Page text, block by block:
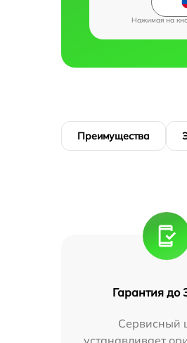
Нажимая на
Преимущества
Гарантия до
Сервисный